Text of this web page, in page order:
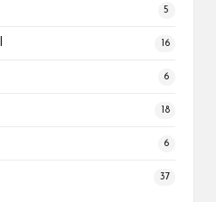
5
16
6
18
6
37